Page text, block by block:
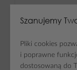
Szanujemy
Pliki cookies
i poprawne
dostosowaną do